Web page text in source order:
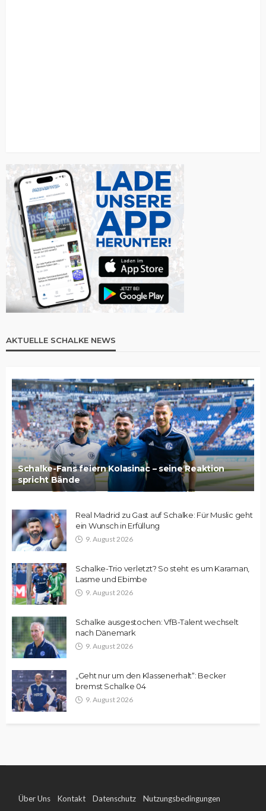
AKTUELLE SCHALKE NEWS
Schalke-Fans feiern Kolasinac – seine Reaktion
spricht Bände
Real Madrid zu Gast auf Schalke: Für Muslic geht
ein Wunsch in Erfüllung
9. August 2026
Schalke-Trio verletzt? So steht es um Karaman,
Lasme und Ebimbe
9. August 2026
Schalke ausgestochen: VfB-Talent wechselt
nach Dänemark
9. August 2026
„Geht nur um den Klassenerhalt“: Becker
bremst Schalke 04
9. August 2026
Über Uns Kontakt Datenschutz Nutzungsbedingungen